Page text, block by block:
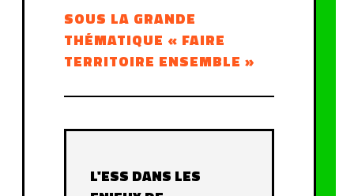
SOUS LA GRANDE
THÉMATIQUE « FAIRE
TERRITOIRE ENSEMBLE »
L'ESS DANS LES